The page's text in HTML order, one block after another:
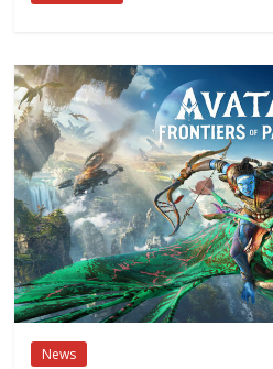
News